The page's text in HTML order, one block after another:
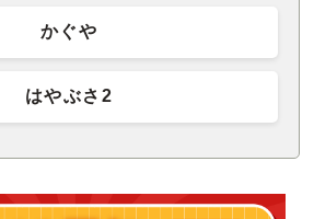
かぐや
はやぶさ2